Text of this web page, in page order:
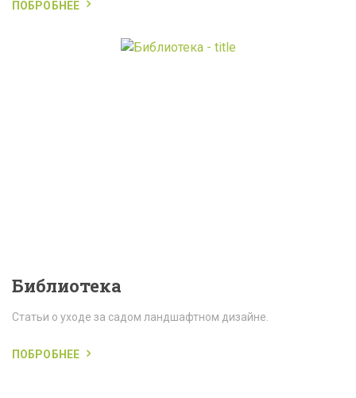
ПОБРОБНЕЕ
Библиотека
Статьи о уходе за садом ландшафтном дизайне.
ПОБРОБНЕЕ